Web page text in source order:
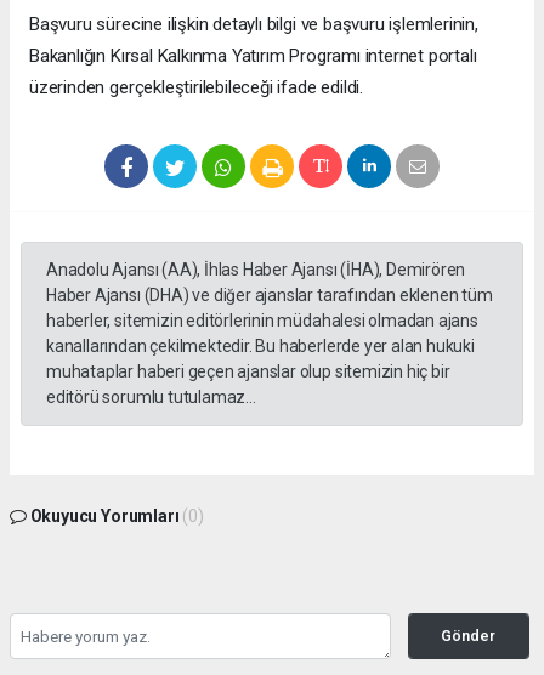
Başvuru sürecine ilişkin detaylı bilgi ve başvuru işlemlerinin,
Bakanlığın Kırsal Kalkınma Yatırım Programı internet portalı
üzerinden gerçekleştirilebileceği ifade edildi.
Anadolu Ajansı (AA), İhlas Haber Ajansı (İHA), Demirören
Haber Ajansı (DHA) ve diğer ajanslar tarafından eklenen tüm
haberler, sitemizin editörlerinin müdahalesi olmadan ajans
kanallarından çekilmektedir. Bu haberlerde yer alan hukuki
muhataplar haberi geçen ajanslar olup sitemizin hiç bir
editörü sorumlu tutulamaz...
Okuyucu Yorumları (0)
Gönder